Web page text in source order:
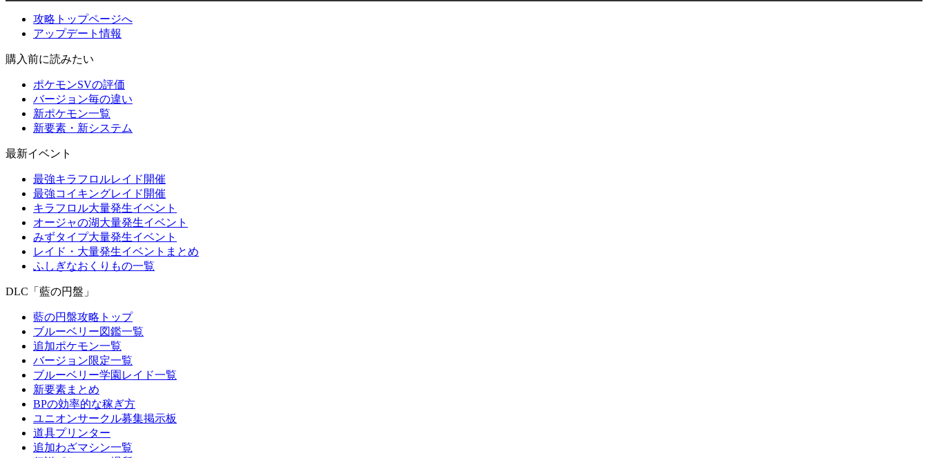
攻略トップページへ
アップデート情報
購入前に読みたい
ポケモンSVの評価
バージョン毎の違い
新ポケモン一覧
新要素・新システム
最新イベント
最強キラフロルレイド開催
最強コイキングレイド開催
キラフロル大量発生イベント
オージャの湖大量発生イベント
みずタイプ大量発生イベント
レイド・大量発生イベントまとめ
ふしぎなおくりもの一覧
DLC「藍の円盤」
藍の円盤攻略トップ
ブルーベリー図鑑一覧
追加ポケモン一覧
バージョン限定一覧
ブルーベリー学園レイド一覧
新要素まとめ
BPの効率的な稼ぎ方
ユニオンサークル募集掲示板
道具プリンター
追加わざマシン一覧